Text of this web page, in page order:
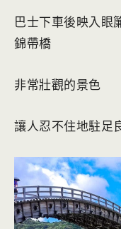
巴士下車後映入眼
錦帶橋
非常壯觀的景色
讓人忍不住地駐足